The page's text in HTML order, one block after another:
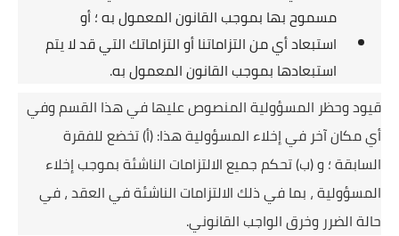
مسموح بها بموجب القانون المعمول به ؛أو
استبعاد أي من التزاماتنا أو التزاماتك التي قد لا يتم
استبعادها بموجب القانون المعمول به.
قيود وحظر المسؤولية المنصوص عليها في هذا القسم وفي
أي مكان آخر في إخلاء المسؤولية هذا: (أ) تخضع للفقرة
السابقة ؛ و (ب) تحكم جميع الالتزامات الناشئة بموجب إخلاء
المسؤولية ، بما في ذلك الالتزامات الناشئة في العقد ، في
حالة الضرر وخرق الواجب القانوني.